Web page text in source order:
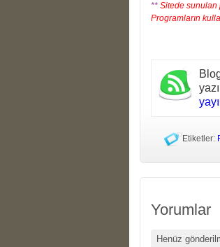
** Sitede sunulan
Programların
Etiketler:
Yorumlar
Henüz